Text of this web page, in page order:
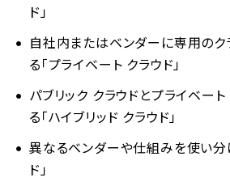
ド」
自社内またはベンダーに専用のク
る「プライベート クラウド」
パブリック クラウドとプライベー
る「ハイブリッド クラウド」
異なるベンダーや仕組みを使い分
ド」